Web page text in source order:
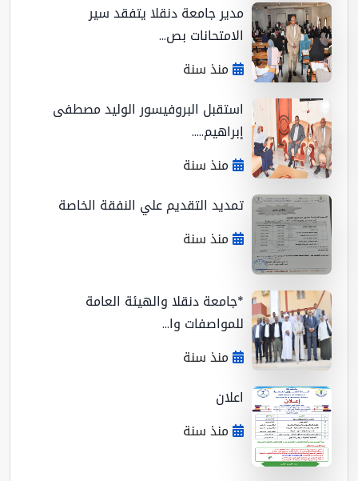
مدير جامعة دنقلا يتفقد سير
الامتحانات بص...
منذ سنة
استقبل البروفيسور الوليد مصطفى
إبراهيم.....
منذ سنة
تمديد التقديم علي النفقة الخاصة
منذ سنة
*جامعة دنقلا والهيئة العامة
للمواصفات وا...
منذ سنة
اعلان
منذ سنة